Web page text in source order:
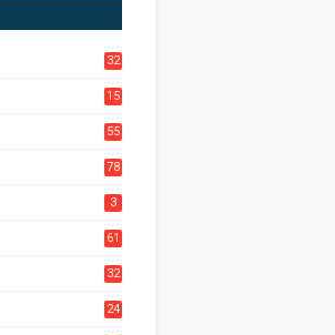
32
15
55
78
3
61
32
24